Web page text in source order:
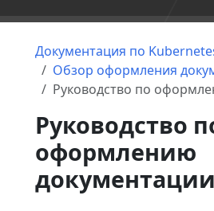
Документация по
Обзор оформления
Руководство по
Руководство
оформлению
документации